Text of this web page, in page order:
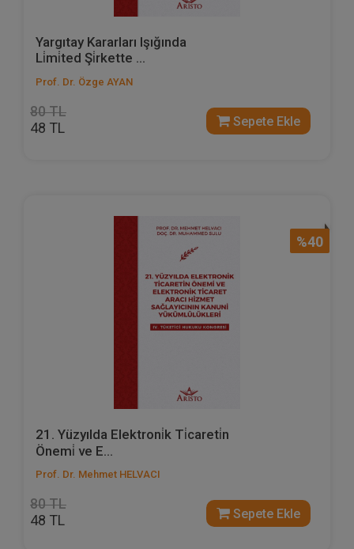
Yargıtay Kararları Işığında
Li̇mi̇ted Şi̇rkette ...
Prof. Dr. Özge AYAN
80 TL
48 TL Sepete Ekle
%40
21. Yüzyılda Elektroni̇k Ti̇careti̇n
Önemi̇ ve E...
Prof. Dr. Mehmet HELVACI
80 TL
48 TL Sepete Ekle